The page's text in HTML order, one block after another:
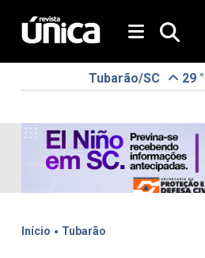
Tubarão/SC 29
Início . Tubarão